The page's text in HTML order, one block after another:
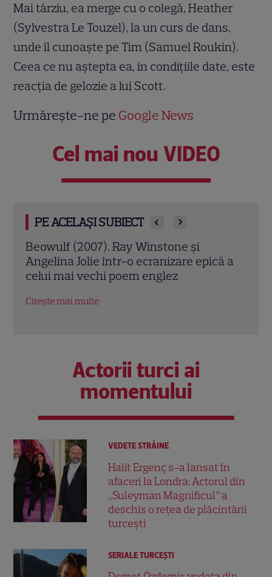
Mai târziu, ea merge cu o colegă, Heather
(Sylvestra Le Touzel), la un curs de dans,
unde îl cunoaşte pe Tim (Samuel Roukin).
Ceea ce nu aştepta ea, în condiţiile date, este
reacţia de gelozie a lui Scott.
Urmărește-ne pe Google News
Cel mai nou VIDEO
PE ACELAȘI SUBIECT
Jack Ryan: Agentul din umbră (2014).
Chris Pine și Kevin Costner, într-o cursă
contra cronometru pentru salvarea
Actorii turci ai
momentului
VEDETE STRĂINE
Halit Ergenç s-a lansat în
afaceri la Londra: Actorul din
„Suleyman Magnificul” a
deschis o rețea de plăcintării
turcești
SERIALE TURCEŞTI